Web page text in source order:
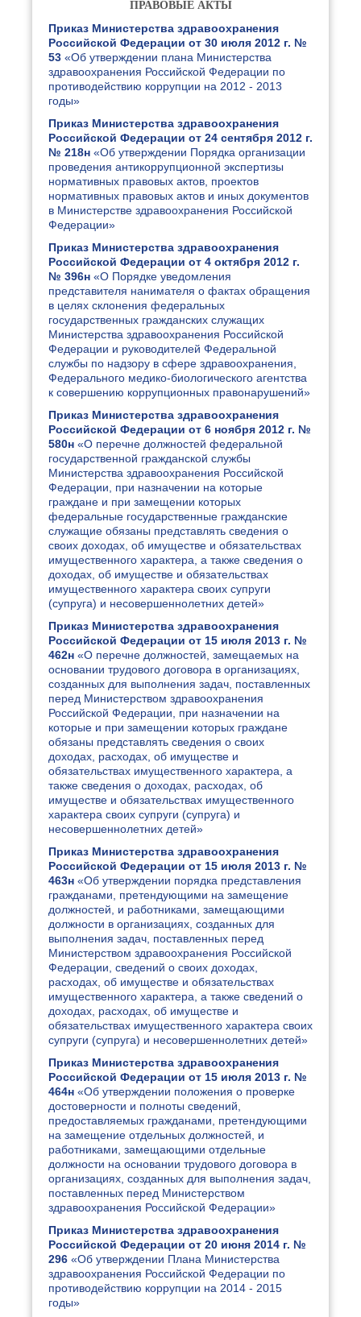
ПРАВОВЫЕ АКТЫ
Приказ Министерства здравоохранения
Российской Федерации от 30 июля 2012 г. №
53 «Об утверждении плана Министерства
здравоохранения Российской Федерации по
противодействию коррупции на 2012 - 2013
годы»
Приказ Министерства здравоохранения
Российской Федерации от 24 сентября 2012 г.
№ 218н «Об утверждении Порядка организации
проведения антикоррупционной экспертизы
нормативных правовых актов, проектов
нормативных правовых актов и иных документов
в Министерстве здравоохранения Российской
Федерации»
Приказ Министерства здравоохранения
Российской Федерации от 4 октября 2012 г.
№ 396н «О Порядке уведомления
представителя нанимателя о фактах обращения
в целях склонения федеральных
государственных гражданских служащих
Министерства здравоохранения Российской
Федерации и руководителей Федеральной
службы по надзору в сфере здравоохранения,
Федерального медико-биологического агентства
к совершению коррупционных правонарушений»
Приказ Министерства здравоохранения
Российской Федерации от 6 ноября 2012 г. №
580н «О перечне должностей федеральной
государственной гражданской службы
Министерства здравоохранения Российской
Федерации, при назначении на которые
граждане и при замещении которых
федеральные государственные гражданские
служащие обязаны представлять сведения о
своих доходах, об имуществе и обязательствах
имущественного характера, а также сведения о
доходах, об имуществе и обязательствах
имущественного характера своих супруги
(супруга) и несовершеннолетних детей»
Приказ Министерства здравоохранения
Российской Федерации от 15 июля 2013 г. №
462н «О перечне должностей, замещаемых на
основании трудового договора в организациях,
созданных для выполнения задач, поставленных
перед Министерством здравоохранения
Российской Федерации, при назначении на
которые и при замещении которых граждане
обязаны представлять сведения о своих
доходах, расходах, об имуществе и
обязательствах имущественного характера, а
также сведения о доходах, расходах, об
имуществе и обязательствах имущественного
характера своих супруги (супруга) и
несовершеннолетних детей»
Приказ Министерства здравоохранения
Российской Федерации от 15 июля 2013 г. №
463н «Об утверждении порядка представления
гражданами, претендующими на замещение
должностей, и работниками, замещающими
должности в организациях, созданных для
выполнения задач, поставленных перед
Министерством здравоохранения Российской
Федерации, сведений о своих доходах,
расходах, об имуществе и обязательствах
имущественного характера, а также сведений о
доходах, расходах, об имуществе и
обязательствах имущественного характера своих
супруги (супруга) и несовершеннолетних детей»
Приказ Министерства здравоохранения
Российской Федерации от 15 июля 2013 г. №
464н «Об утверждении положения о проверке
достоверности и полноты сведений,
предоставляемых гражданами, претендующими
на замещение отдельных должностей, и
работниками, замещающими отдельные
должности на основании трудового договора в
организациях, созданных для выполнения задач,
поставленных перед Министерством
здравоохранения Российской Федерации»
Приказ Министерства здравоохранения
Российской Федерации от 20 июня 2014 г. №
296 «Об утверждении Плана Министерства
здравоохранения Российской Федерации по
противодействию коррупции на 2014 - 2015
годы»